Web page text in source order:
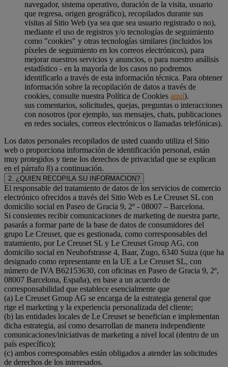
navegador, sistema operativo, duración de la visita, usuario
que regresa, origen geográfico), recopilados durante sus
visitas al Sitio Web (ya sea que sea usuario registrado o no),
mediante el uso de registros y/o tecnologías de seguimiento
como "cookies" y otras tecnologías similares (incluidos los
píxeles de seguimiento en los correos electrónicos), para
mejorar nuestros servicios y anuncios, o para nuestro análisis
estadístico - en la mayoría de los casos no podremos
identificarlo a través de esta información técnica. Para obtener
información sobre la recopilación de datos a través de
cookies, consulte nuestra Política de Cookies aquí).
sus comentarios, solicitudes, quejas, preguntas o interacciones
con nosotros (por ejemplo, sus mensajes, chats, publicaciones
en redes sociales, correos electrónicos o llamadas telefónicas).
Los datos personales recopilados de usted cuando utiliza el Sitio
web o proporciona información de identificación personal, están
muy protegidos y tiene los derechos de privacidad que se explican
en el párrafo 8) a continuación.
2. ¿QUIEN RECOPILA SU INFORMACION?
El responsable del tratamiento de datos de los servicios de comercio
electrónico ofrecidos a través del Sitio Web es Le Creuset SL con
domicilio social en Paseo de Gracia 9, 2º - 08007 – Barcelona.
Si consientes recibir comunicaciones de marketing de nuestra parte,
pasarás a formar parte de la base de datos de consumidores del
grupo Le Creuset, que es gestionada, como corresponsables del
tratamiento, por Le Creuset SL y Le Creuset Group AG, con
domicilio social en Neuhofstrasse 4, Baar, Zugo, 6340 Suiza (que ha
designado como representante en la UE a Le Creuset SL, con
número de IVA B62153630, con oficinas en Paseo de Gracia 9, 2º,
08007 Barcelona, España), en base a un acuerdo de
corresponsabilidad que establece esencialmente que
(a) Le Creuset Group AG se encarga de la estrategia general que
rige el marketing y la experiencia personalizada del cliente;
(b) las entidades locales de Le Creuset se benefician e implementan
dicha estrategia, así como desarrollan de manera independiente
comunicaciones/iniciativas de marketing a nivel local (dentro de un
país específico);
(c) ambos corresponsables están obligados a atender las solicitudes
de derechos de los interesados.